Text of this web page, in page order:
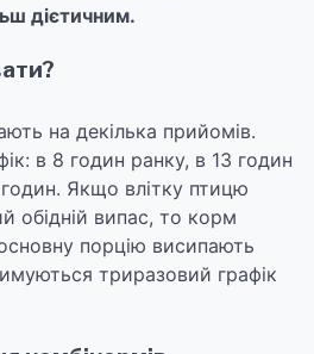
дієтичним.
на декілька прийомів.
в 8 годин ранку, в 13 годин
Якщо влітку птицю
обідній випас, то корм
порцію висипають
триразовий графік